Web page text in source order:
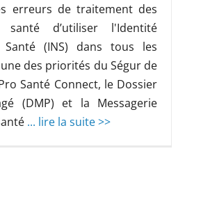
erreurs de traitement des
d’utiliser l'Identité
(INS) dans tous les
une des priorités du Ségur de
Santé Connect, le Dossier
(DMP) et la Messagerie
... lire la suite >>